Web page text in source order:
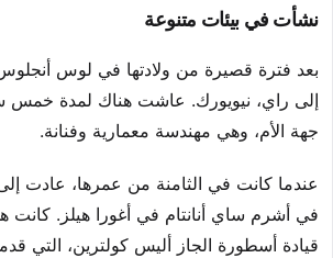
نشأت في بيئات متنوعة
بعد فترة قصيرة من ولادتها في لوس
إلى راي، نيويورك. عاشت هناك لمدة خمس
جهة الأم، وهي مهندسة معمارية وفنانة.
عندما كانت في الثامنة من عمرها، عادت إلى
في أشرم ساي أنانتام في أغورا هيلز. كانت
قيادة أسطورة الجاز أليس كولترين، التي